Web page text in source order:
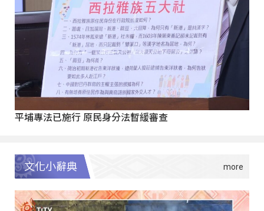
平埔專法已施行 原民身分法暫緩審查
文化小辭典